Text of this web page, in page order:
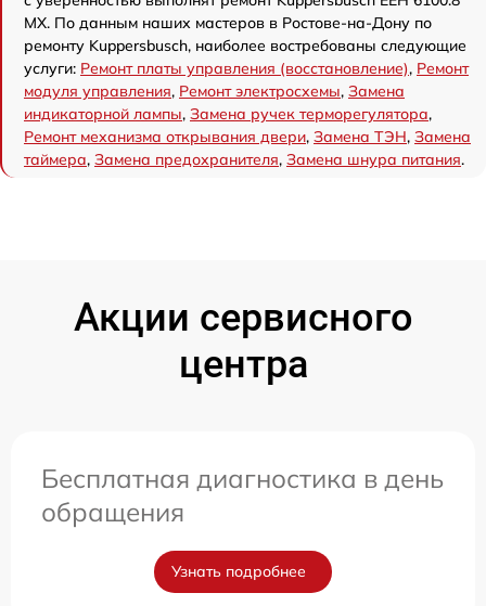
MX. По данным наших мастеров в Ростове-на-Дону по
ремонту Kuppersbusch, наиболее востребованы следующие
услуги: Ремонт платы управления (восстановление), Ремонт
модуля управления, Ремонт электросхемы, Замена
индикаторной лампы, Замена ручек терморегулятора,
Ремонт механизма открывания двери, Замена ТЭН, Замена
таймера, Замена предохранителя, Замена шнура питания.
Акции сервисного
центра
Бесплатная диагностика в день
обращения
Узнать подробнее